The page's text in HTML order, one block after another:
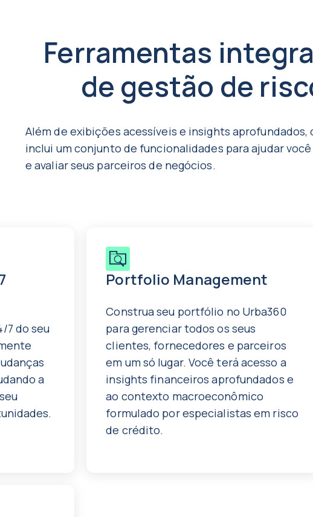
Ferramentas
de gestão de
Além de exibições acessíveis e insights aprofundados,
inclui um conjunto de funcionalidades para ajudar
e avaliar seus parceiros de negócios.
7 do seu
a
Portfolio Management
Construa seu portfólio no Urba360
para gerenciar todos os seus
clientes, fornecedores e parceiros
em um só lugar. Você terá acesso a
insights financeiros aprofundados e
ao contexto macroeconômico
formulado por especialistas em risco
de crédito.